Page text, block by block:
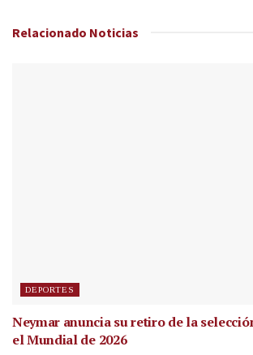
Relacionado Noticias
DEPORTES
Neymar anuncia su retiro de la
el Mundial de 2026